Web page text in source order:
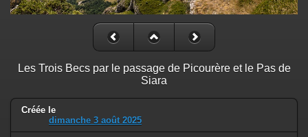
Les Trois Becs par le passage de Picourère et le Pas de
Siara
Créée le
dimanche 3 août 2025